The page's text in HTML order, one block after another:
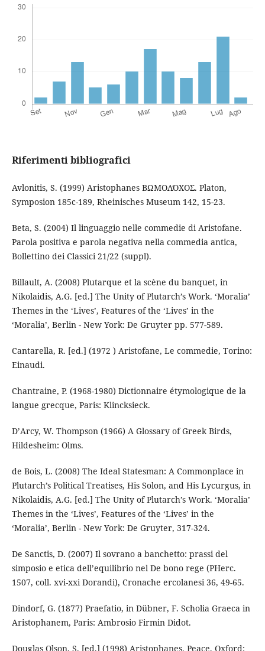
Riferimenti bibliografici
Avlonitis, S. (1999) Aristophanes ΒΩΜΟΛΌΧΟΣ. Platon,
Symposion 185c-189, Rheinisches Museum 142, 15-23.
Beta, S. (2004) Il linguaggio nelle commedie di Aristofane.
Parola positiva e parola negativa nella commedia antica,
Bollettino dei Classici 21/22 (suppl).
Billault, A. (2008) Plutarque et la scène du banquet, in
Nikolaidis, A.G. [ed.] The Unity of Plutarch’s Work. ‘Moralia’
Themes in the ‘Lives’, Features of the ‘Lives’ in the
‘Moralia’, Berlin - New York: De Gruyter pp. 577-589.
Cantarella, R. [ed.] (1972 ) Aristofane, Le commedie, Torino:
Einaudi.
Chantraine, P. (1968-1980) Dictionnaire étymologique de la
langue grecque, Paris: Klincksieck.
D’Arcy, W. Thompson (1966) A Glossary of Greek Birds,
Hildesheim: Olms.
de Bois, L. (2008) The Ideal Statesman: A Commonplace in
Plutarch’s Political Treatises, His Solon, and His Lycurgus, in
Nikolaidis, A.G. [ed.] The Unity of Plutarch’s Work. ‘Moralia’
Themes in the ‘Lives’, Features of the ‘Lives’ in the
‘Moralia’, Berlin - New York: De Gruyter, 317-324.
De Sanctis, D. (2007) Il sovrano a banchetto: prassi del
simposio e etica dell’equilibrio nel De bono rege (PHerc.
1507, coll. xvi-xxi Dorandi), Cronache ercolanesi 36, 49-65.
Dindorf, G. (1877) Praefatio, in Dübner, F. Scholia Graeca in
Aristophanem, Paris: Ambrosio Firmin Didot.
Douglas Olson, S. [ed.] (1998) Aristophanes. Peace, Oxford: